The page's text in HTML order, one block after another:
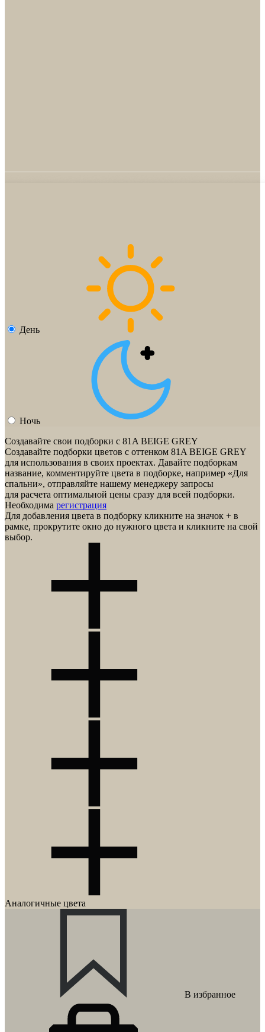
День
Ночь
Создавайте свои подборки с 81A BEIGE GREY
Создавайте подборки цветов с оттенком 81A BEIGE GREY
для использования в своих проектах. Давайте подборкам
название, комментируйте цвета в подборке, например «Для
спальни», отправляйте нашему менеджеру запросы
для расчета оптимальной цены сразу для всей подборки.
Необходима регистрация
Для добавления цвета в подборку кликните на значок + в
рамке, прокрутите окно до нужного цвета и кликните на свой
выбор.
Аналогичные цвета
В избранное